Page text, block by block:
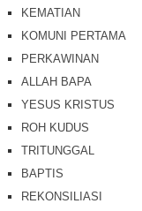
KEMATIAN
KOMUNI PERTAMA
PERKAWINAN
ALLAH BAPA
YESUS KRISTUS
ROH KUDUS
TRITUNGGAL
BAPTIS
REKONSILIASI